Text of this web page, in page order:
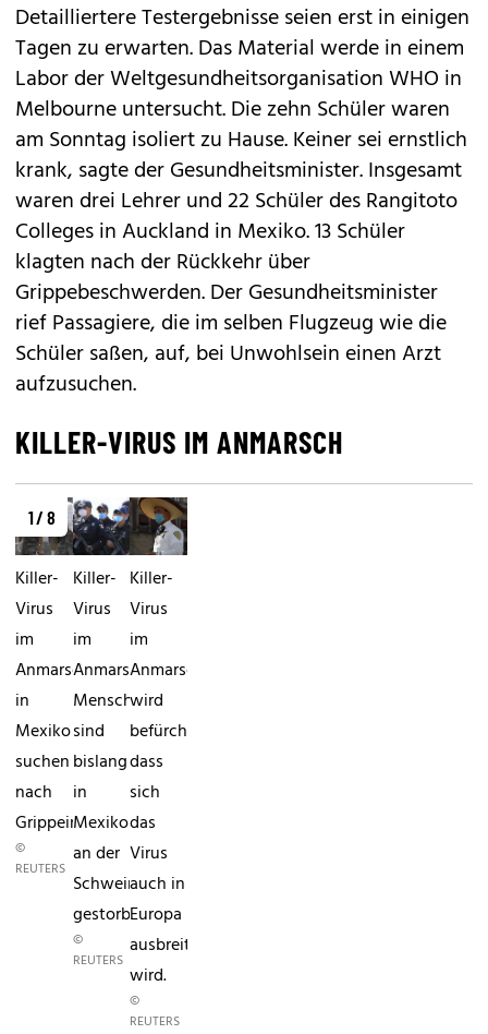
Detailliertere Testergebnisse seien erst in einigen
Tagen zu erwarten. Das Material werde in einem
Labor der Weltgesundheitsorganisation WHO in
Melbourne untersucht. Die zehn Schüler waren
am Sonntag isoliert zu Hause. Keiner sei ernstlich
krank, sagte der Gesundheitsminister. Insgesamt
waren drei Lehrer und 22 Schüler des Rangitoto
Colleges in Auckland in Mexiko. 13 Schüler
klagten nach der Rückkehr über
Grippebeschwerden. Der Gesundheitsminister
rief Passagiere, die im selben Flugzeug wie die
Schüler saßen, auf, bei Unwohlsein einen Arzt
aufzusuchen.
KILLER-VIRUS IM ANMARSCH
1 / 8
Killer-
Virus
im
AnmarschSoldaten
in
Mexiko
suchen
nach
Grippeinfizierten
©
REUTERS
Killer-
Virus
im
Anmarsch81
Menschen
sind
bislang
in
Mexiko
an der
Schweinepest
gestorben.
©
REUTERS
Killer-
Virus
im
AnmarschEs
wird
befürchtet,
dass
sich
das
Virus
auch in
Europa
ausbreiten
wird.
©
REUTERS